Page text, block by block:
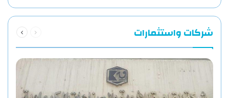
شركات واستثمارات الصفحةالصفحة